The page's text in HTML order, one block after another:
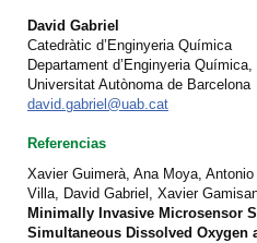
David Gabriel
Catedràtic d’Enginyeria Química
Departament d’Enginyeria
Universitat Autònoma de Barcelona
david.gabriel@uab.cat
Referencias
Xavier Guimerà, Ana Moya,
Villa, David Gabriel, Xavier
Minimally Invasive Microsensor
Simultaneous Dissolved